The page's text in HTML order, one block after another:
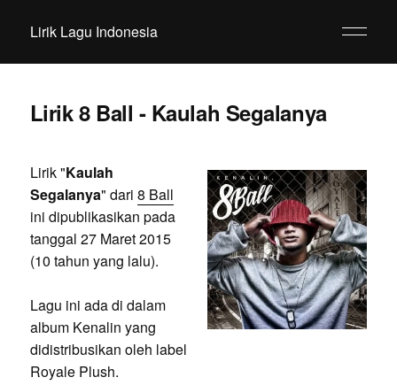
Lirik Lagu Indonesia
Lirik 8 Ball - Kaulah Segalanya
Lirik "Kaulah
Segalanya" dari 8 Ball
ini dipublikasikan pada
tanggal 27 Maret 2015
(10 tahun yang lalu).
Lagu ini ada di dalam
album Kenalin yang
didistribusikan oleh label
Royale Plush.